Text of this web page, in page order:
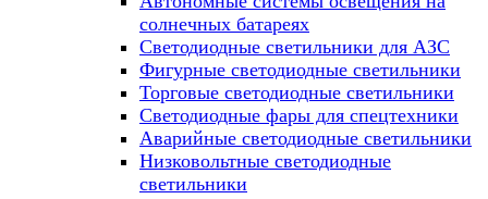
солнечных батареях
Светодиодные светильники для АЗС
Фигурные светодиодные светильники
Торговые светодиодные светильники
Cветодиодные фары для спецтехники
Аварийные светодиодные светильники
Низковольтные светодиодные
светильники